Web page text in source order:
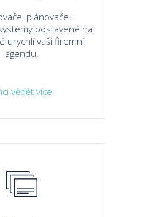
plánovače -
postavené na
urychlí vaši firemní
agendu.
vědět více